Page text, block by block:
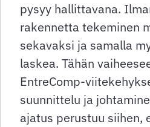
pysyy hallittavana.
rakennetta tekeminen
sekavaksi ja samalla
laskea. Tähän
EntreComp-
suunnittelu ja
ajatus perustuu siihen,